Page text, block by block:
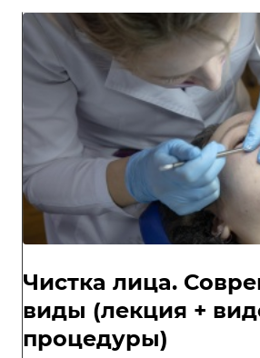
Чистка лица.
виды (лекция +
процедуры)